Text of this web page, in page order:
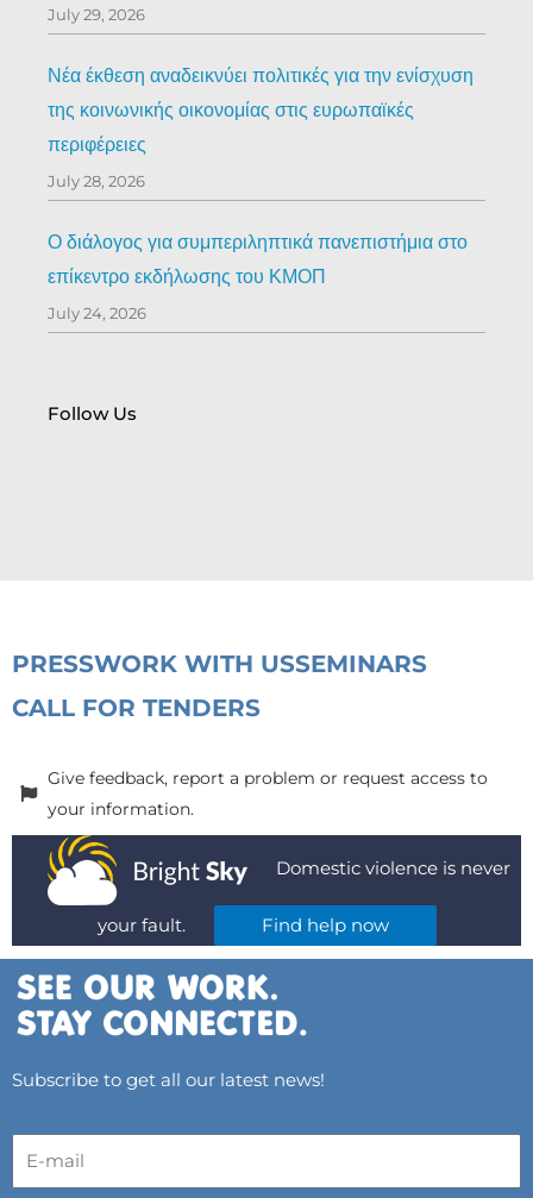
July 29, 2026
Νέα έκθεση αναδεικνύει πολιτικές για την ενίσχυση
της κοινωνικής οικονομίας στις ευρωπαϊκές
περιφέρειες
July 28, 2026
Ο διάλογος για συμπεριληπτικά πανεπιστήμια στο
επίκεντρο εκδήλωσης του ΚΜΟΠ
July 24, 2026
Follow Us
PRESSWORK WITH USSEMINARS
CALL FOR TENDERS
Give feedback, report a problem or request access to
your information.
Domestic violence is never
your fault. Find help now
Subscribe to get all our latest news!